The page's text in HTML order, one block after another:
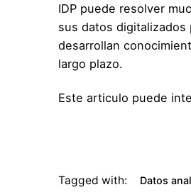
IDP puede resolver
sus datos
desarrollan
largo plazo.
Este articulo puede
Tagged with: Datos